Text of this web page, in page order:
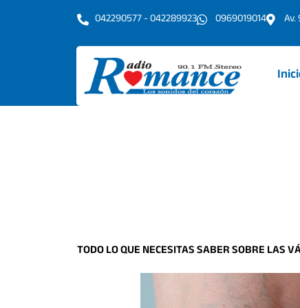
042290577 - 042289923 0969019014
TODO LO QUE NECESITAS SABER SOBRE LAS